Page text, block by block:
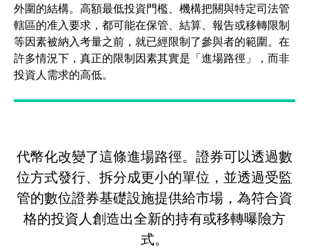
外圍的結構。高額最低投資門檻、機構把關與特定司法管
轄區的准入要求，都可能在保管、結算、報告或移轉限制
等因素被納入考量之前，就已經限制了參與者的範圍。在
許多情況下，真正的限制因素其實是「進場路徑」，而非
投資人需求的高低。
代幣化改變了這條進場路徑。證券可以透過數
位方式發行、拆分成更小的單位，並透過受監
管的數位證券基礎設施提供給市場，為符合資
格的投資人創造出全新的持有或移轉曝險方
式。